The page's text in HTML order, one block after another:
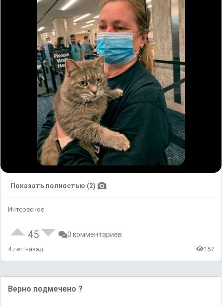
Показать полностью (2)
Интересное
45 0 комментариев
4 лет назад 157
Верно подмечено ?